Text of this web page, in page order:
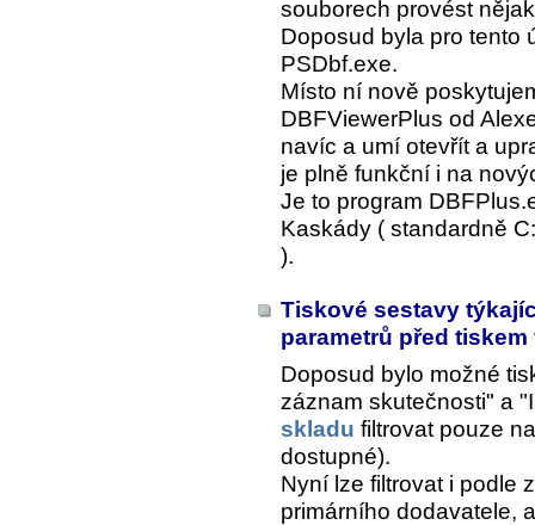
souborech provést
Doposud byla pro tento
PSDbf.exe.
Místo ní nově
DBFViewerPlus od
navíc a umí otevřít a
je plně funkční i na
Je to program
Kaskády ( standardně
).
Tiskové sestavy
parametrů před
Doposud bylo možné
záznam skutečnosti" a
skladu filtrovat pouze
dostupné).
Nyní lze filtrovat i podle
primárního dodavatele,